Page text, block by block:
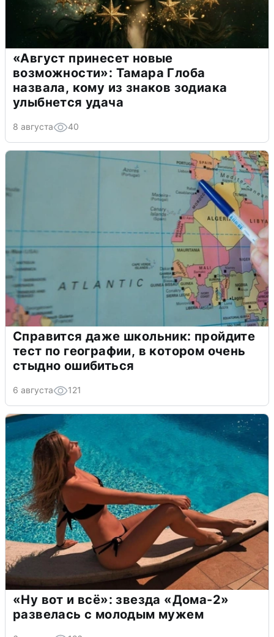
«Август принесет новые
возможности»: Тамара Глоба
назвала, кому из знаков зодиака
улыбнется удача
8 августа 40
Справится даже школьник: пройдите
тест по географии, в котором очень
стыдно ошибиться
6 августа 121
«Ну вот и всё»: звезда «Дома-2»
развелась с молодым мужем